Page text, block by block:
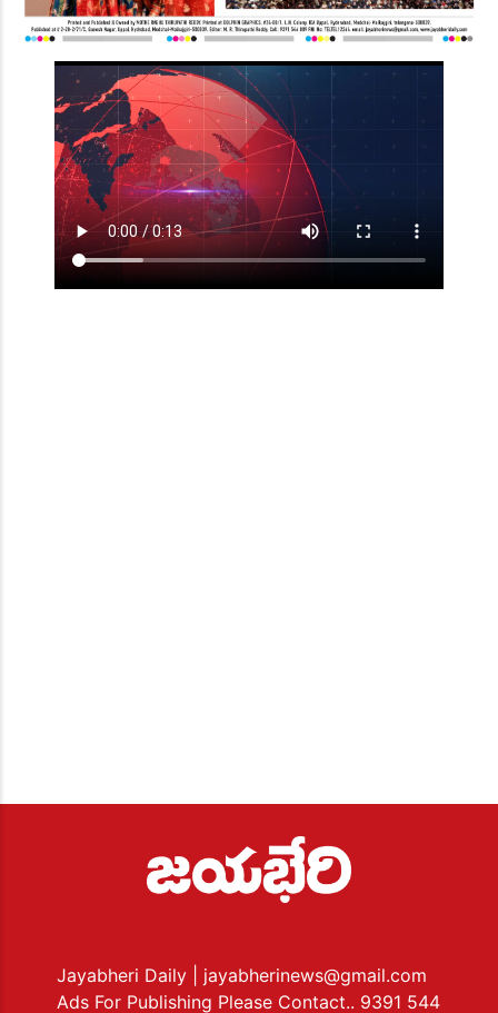
Jayabheri Daily
| jayabherinews@gmail.com
Ads For Publishing Please Contact.. 9391 544